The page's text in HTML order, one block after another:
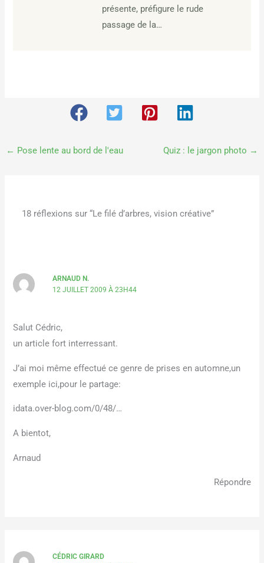
présente, préfigure le rude
passage de la…
← Pose lente au bord de l'eau Quiz : le jargon photo →
18 réflexions sur “Le filé d’arbres, vision créative”
ARNAUD N.
12 JUILLET 2009 À 23H44
Salut Cédric,
un article fort interressant.
J’ai moi même effectué ce genre de prises en automne,un
exemple ici,pour le partage:
idata.over-blog.com/0/48/…
A bientot,
Arnaud
Répondre
CÉDRIC GIRARD